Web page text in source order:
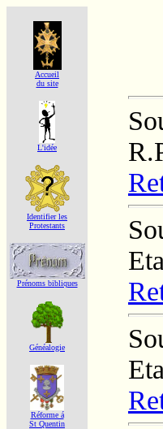
Accueil
du site
L'idée
Identifier les
Protestants
Prénoms bibliques
Généalogie
Réforme á
St Quentin